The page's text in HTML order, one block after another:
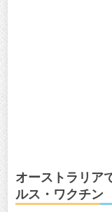
オーストラリア
ルス・ワクチン